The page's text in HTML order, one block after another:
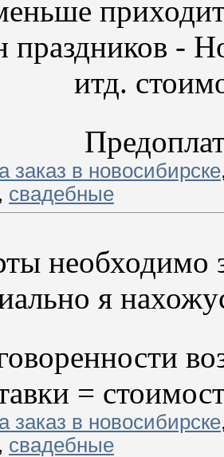
праздников -
итд.
заказ в новосибирске
, свадебные
необходимо
я
=
заказ в новосибирске
, свадебные